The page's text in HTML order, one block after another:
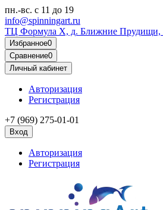
пн.-вс. с 11 до 19
info@spinningart.ru
ТЦ Формула X, д. Ближние Прудищи,
Избранное0
Сравнение0
Личный кабинет
Авторизация
Регистрация
+7 (969) 275-01-01
Вход
Авторизация
Регистрация